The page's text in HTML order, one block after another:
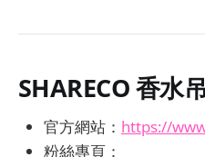
SHARECO 香水
官方網站： https://
粉絲專頁：